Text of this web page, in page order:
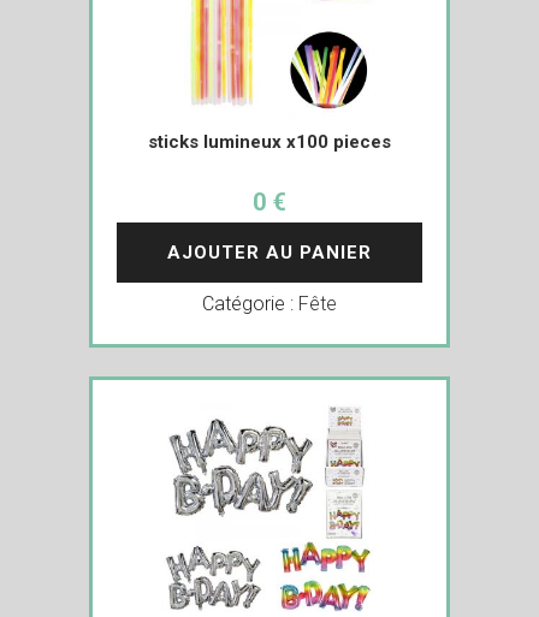
sticks lumineux x100 pieces
0 €
AJOUTER AU PANIER
Catégorie : Fête